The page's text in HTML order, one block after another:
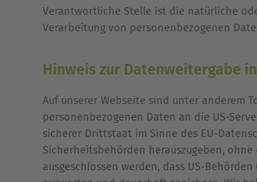
Verantwortliche Stelle ist die natürliche
Verarbeitung von personenbezogenen
Hinweis zur Datenweitergabe
Auf unserer Webseite sind unter anderem
personenbezogenen Daten an die US-
sicherer Drittstaat im Sinne des EU-
Sicherheitsbehörden herauszugeben,
ausgeschlossen werden, dass US-